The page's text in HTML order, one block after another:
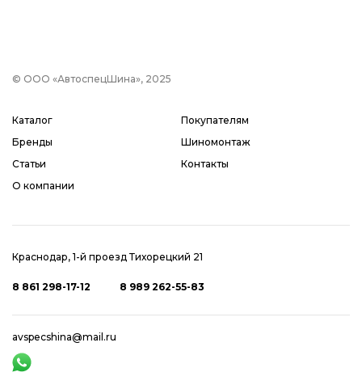
© ООО «АвтоспецШина», 2025
Каталог
Бренды
Статьи
О компании
Покупателям
Шиномонтаж
Контакты
Краснодар, 1-й проезд Тихорецкий 21
8 861 298-17-12 8 989 262-55-83
avspecshina@mail.ru